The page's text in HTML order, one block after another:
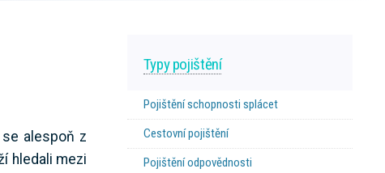
alespoň z
hledali mezi
Typy pojištění
Pojištění schopnosti splácet
Cestovní pojištění
Pojištění odpovědnosti